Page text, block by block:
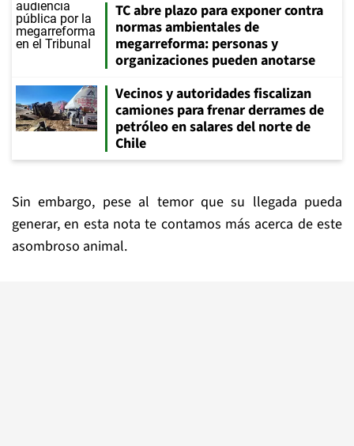
TC abre plazo para exponer contra
normas ambientales de
megarreforma: personas y
organizaciones pueden anotarse
Vecinos y autoridades fiscalizan
camiones para frenar derrames de
petróleo en salares del norte de
Chile
Sin embargo, pese al temor que su llegada pueda
generar, en esta nota te contamos más acerca de este
asombroso animal.